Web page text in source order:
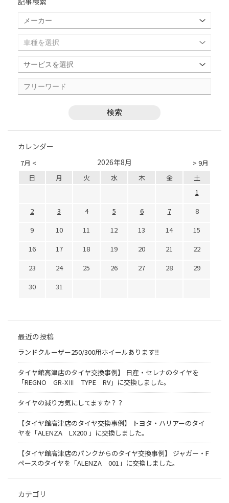
カレンダー
7月 < > 9月
2026年8月
日 月 火 水 木 金
土
1
2
3 4 5 6 7
8
9
10 11 12 13 14
15
16
17 18 19 20 21
22
23
24 25 26 27 28
29
30
31
最近の投稿
ランドクルーザー250/300用ホイールあります‼
タイヤ館高津店のタイヤ交換事例】 日産・セレナのタイヤを
「REGNO GR-XⅢ TYPE RV」に交換しました。
タイヤの減り方気にしてますか？？
【タイヤ館高津店のタイヤ交換事例】 トヨタ・ハリアーのタイ
ヤを「ALENZA LX200 」に交換しました。
【タイヤ館高津店のパンクからのタイヤ交換事例】 ジャガー・F
ペースのタイヤを「ALENZA 001」に交換しました。
カテゴリ